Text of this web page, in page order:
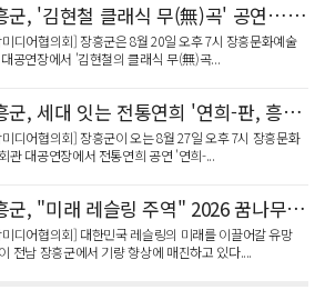
장흥군, '김현철 클래식 무(無)곡' 공연…웃음 감동 가득
디어협의회] 장흥군은 8월 20일 오후 7시 장흥문화예술
공연장에서 '김현철의 클래식 무(無)곡...
장흥군, 세대 잇는 전통연희 '연희-판, 흥으로 잇는 세상' 펼쳐
디어협의회] 장흥군이 오는 8월 27일 오후 7시 장흥문화
관 대공연장에서 전통연희 공연 '연희-...
장흥군, "미래 레슬링 주역" 2026 꿈나무·청소년 국가대표 전지훈련 성황
디어협의회] 대한민국 레슬링의 미래를 이끌어갈 유망
전남 장흥군에서 기량 향상에 매진하고 있다....